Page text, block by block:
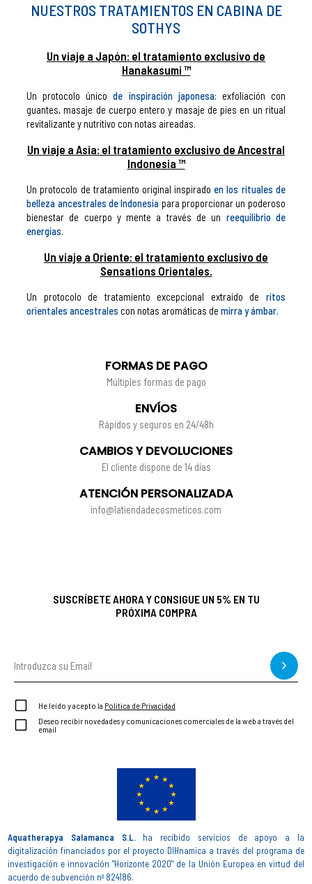
NUESTROS TRATAMIENTOS EN CABINA DE
SOTHYS
Un viaje a Japón: el tratamiento exclusivo de
Hanakasumi ™
Un protocolo únicode inspiración japonesa: exfoliación con
guantes, masaje de cuerpo entero y masaje de pies en un ritual
revitalizante y nutritivo con notas aireadas.
Un viaje a Asia: el tratamiento exclusivo de Ancestral
Indonesia ™
Un protocolo de tratamiento original inspirado en los rituales de
belleza ancestrales de Indonesia para proporcionar un poderoso
bienestar de cuerpo y mente a través de un reequilibrio de
energías.
Un viaje a Oriente: el tratamiento exclusivo de
Sensations Orientales.
Un protocolo de tratamiento excepcional extraído de ritos
orientales ancestrales con notas aromáticas demirra y ámbar.
FORMAS DE PAGO
Múltiples formas de pago
ENVÍOS
Rápidos y seguros en 24/48h
CAMBIOS Y DEVOLUCIONES
El cliente dispone de 14 días
ATENCIÓN PERSONALIZADA
info@latiendadecosmeticos.com
SUSCRÍBETE AHORA Y CONSIGUE UN 5% EN TU
PRÓXIMA COMPRA
He leído y acepto la Política de Privacidad
Deseo recibir novedades y comunicaciones comerciales de la web a través del
email
Aquatherapya Salamanca S.L. ha recibido servicios de apoyo a la
digitalización financiados por el proyecto DIHnamica a través del programa de
investigación e innovación "Horizonte 2020" de la Unión Europea en virtud del
acuerdo de subvención nº 824186.